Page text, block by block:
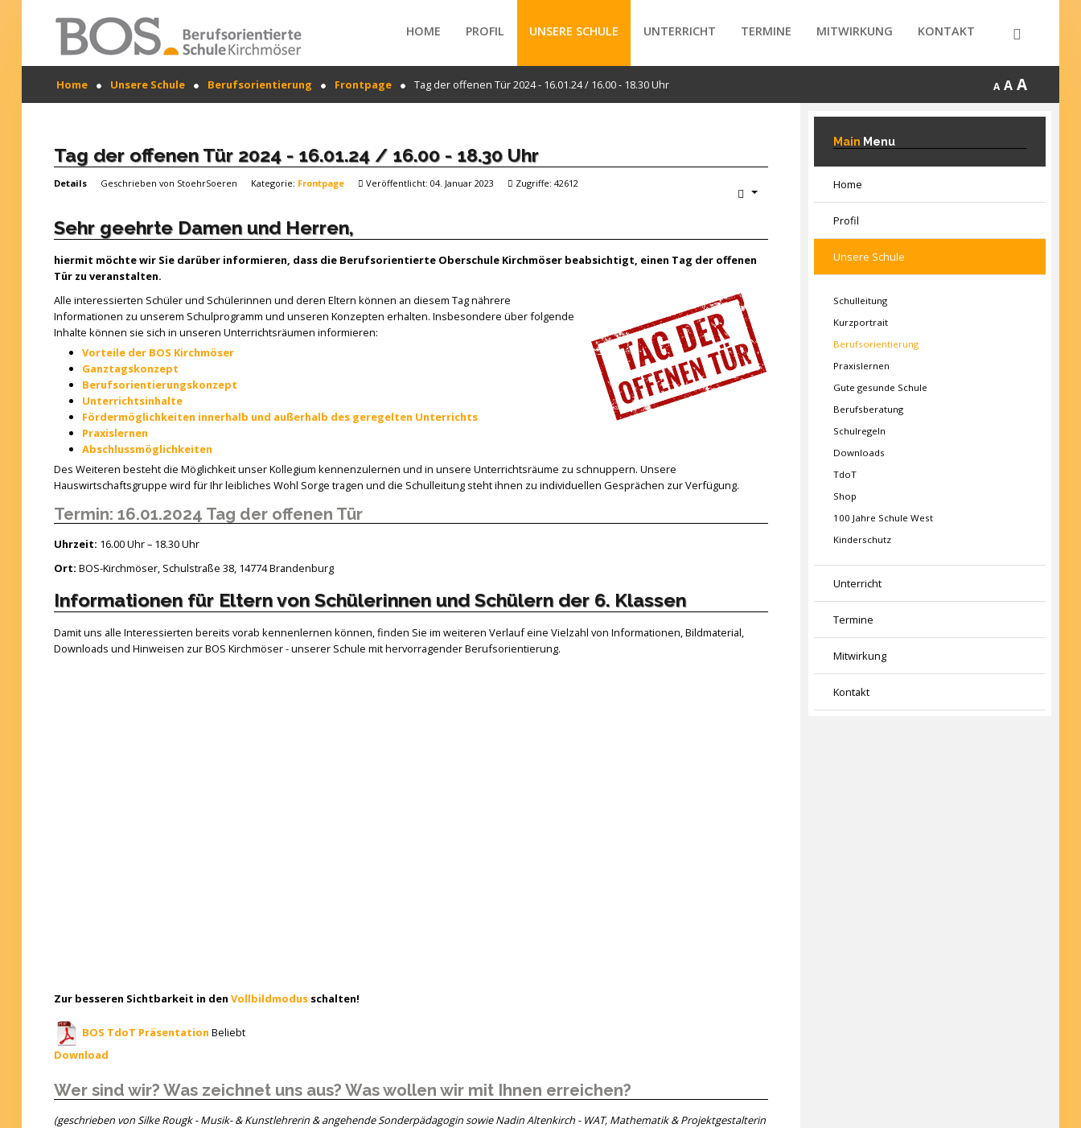
Warning: "continue" targeting switch is equivalent
to "break". Did you mean to use "continue 2"? in
/mnt/web417/e3/61/59568561/htdocs/forte2/templates/forte/vertex/responsive/responsive_mobile_menu.php
Unterricht
Termine
Mitwirkung
Kontakt
SUCHEN
HOME PROFIL UNSERE SCHULE UNTERRICHT TERMINE MITWIRKUNG KONTAKT
Home Unsere Schule Berufsorientierung Frontpage Tag der offenen Tür 2024 - 16.01.24 / 16.00 - 18.30 Uhr A A A
Tag der offenen Tür 2024 - 16.01.24 / 16.00 - 18.30 Uhr
Details Geschrieben von StoehrSoeren Kategorie: Frontpage Veröffentlicht: 04. Januar 2023 Zugriffe: 42612
Sehr geehrte Damen und Herren,
hiermit möchte wir Sie darüber informieren, dass die Berufsorientierte Oberschule Kirchmöser beabsichtigt, einen Tag der offenen
Tür zu veranstalten.
Alle interessierten Schüler und Schülerinnen und deren Eltern können an diesem Tag nährere
Informationen zu unserem Schulprogramm und unseren Konzepten erhalten. Insbesondere über folgende
Inhalte können sie sich in unseren Unterrichtsräumen informieren:
Vorteile der BOS Kirchmöser
Ganztagskonzept
Berufsorientierungskonzept
Unterrichtsinhalte
Fördermöglichkeiten innerhalb und außerhalb des geregelten Unterrichts
Praxislernen
Abschlussmöglichkeiten
Des Weiteren besteht die Möglichkeit unser Kollegium kennenzulernen und in unsere Unterrichtsräume zu schnuppern. Unsere
Hauswirtschaftsgruppe wird für Ihr leibliches Wohl Sorge tragen und die Schulleitung steht ihnen zu individuellen Gesprächen zur Verfügung.
Termin: 16.01.2024 Tag der offenen Tür
Uhrzeit: 16.00 Uhr – 18.30 Uhr
Ort: BOS-Kirchmöser, Schulstraße 38, 14774 Brandenburg
Informationen für Eltern von Schülerinnen und Schülern der 6. Klassen
Damit uns alle Interessierten bereits vorab kennenlernen können, finden Sie im weiteren Verlauf eine Vielzahl von Informationen, Bildmaterial,
Downloads und Hinweisen zur BOS Kirchmöser - unserer Schule mit hervorragender Berufsorientierung.
Zur besseren Sichtbarkeit in den Vollbildmodusschalten!
BOS TdoT Präsentation Beliebt
Download
Wer sind wir? Was zeichnet uns aus? Was wollen wir mit Ihnen erreichen?
(geschrieben von Silke Rougk - Musik- & Kunstlehrerin & angehende Sonderpädagogin sowie Nadin Altenkirch - WAT, Mathematik & Projektgestalterin
Main Menu
Home
Profil
Unsere Schule
Schulleitung
Kurzportrait
Berufsorientierung
Praxislernen
Gute gesunde Schule
Berufsberatung
Schulregeln
Downloads
TdoT
Shop
100 Jahre Schule West
Kinderschutz
Unterricht
Termine
Mitwirkung
Kontakt